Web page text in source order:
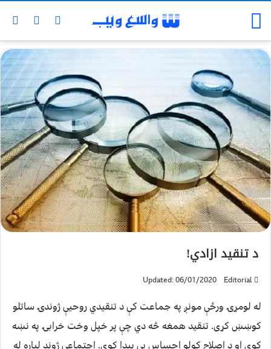
د تنقيد ازادي!
Editorial
Updated: 06/01/2020
له لومړۍ ورځې مونږ په جماعت کې د تنقيدي روحيې ژوندۍ ساتلو
کوښښ کړی. تنقيد همغه څه دي چې پر خپل وخت خرابۍ په نښه
کوي او د اصلاح کولو احساس يې پيدا کوي. اجتماعي ژوند لپاره له